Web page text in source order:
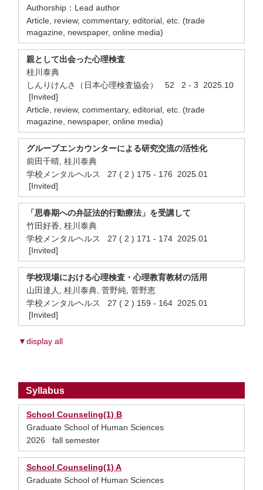
Authorship：Lead author
Article, review, commentary, editorial, etc. (trade
magazine, newspaper, online media)
親として出会った心理検査
桂川泰典
しんりけんさ（日本心理検査協会） 52 2 - 3 2025.10
[Invited]
Article, review, commentary, editorial, etc. (trade
magazine, newspaper, online media)
グループエンカウンターによる研究交流の活性化
前田千晴, 桂川泰典
学校メンタルヘルス 27 ( 2 ) 175 - 176 2025.01
[Invited]
「思春期への弁証法的行動療法」を受講して
竹田好香, 桂川泰典
学校メンタルヘルス 27 ( 2 ) 171 - 174 2025.01
[Invited]
学校現場における心理検査・心理教育教材の活用
山田達人, 桂川泰典, 菅野純, 菅野恵
学校メンタルヘルス 27 ( 2 ) 159 - 164 2025.01
[Invited]
▼display all
Syllabus
School Counseling(1) B
Graduate School of Human Sciences
2026 fall semester
School Counseling(1) A
Graduate School of Human Sciences